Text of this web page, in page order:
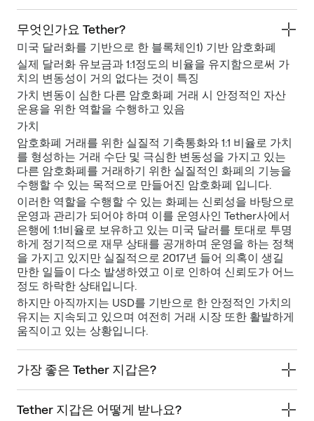
무엇인가요 Tether?
미국 달러화를 기반으로 한 블록체인1) 기반 암호화폐
실제 달러화 유보금과 1:1정도의 비율을 유지함으로써 가
치의 변동성이 거의 없다는 것이 특징
가치 변동이 심한 다른 암호화폐 거래 시 안정적인 자산
운용을 위한 역할을 수행하고 있음
가치
암호화폐 거래를 위한 실질적 기축통화와 1:1 비율로 가치
를 형성하는 거래 수단 및 극심한 변동성을 가지고 있는
다른 암호화폐를 거래하기 위한 실질적인 화폐의 기능을
수행할 수 있는 목적으로 만들어진 암호화폐 입니다.
이러한 역할을 수행할 수 있는 화폐는 신뢰성을 바탕으로
운영과 관리가 되어야 하며 이를 운영사인 Tether사에서
은행에 1:1비율로 보유하고 있는 미국 달러를 토대로 투명
하게 정기적으로 재무 상태를 공개하며 운영을 하는 정책
을 가지고 있지만 실질적으로 2017년 들어 의혹이 생길
만한 일들이 다소 발생하였고 이로 인하여 신뢰도가 어느
정도 하락한 상태입니다.
하지만 아직까지는 USD를 기반으로 한 안정적인 가치의
유지는 지속되고 있으며 여전히 거래 시장 또한 활발하게
움직이고 있는 상황입니다.
가장 좋은 Tether 지갑은?
Tether 지갑은 어떻게 받나요?